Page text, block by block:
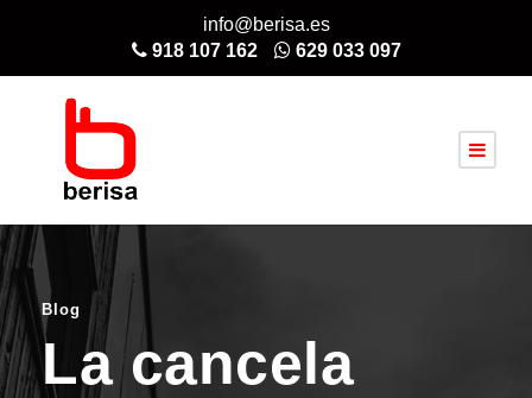
info@berisa.es
918 107 162
629 033 097
Blog
La cancela